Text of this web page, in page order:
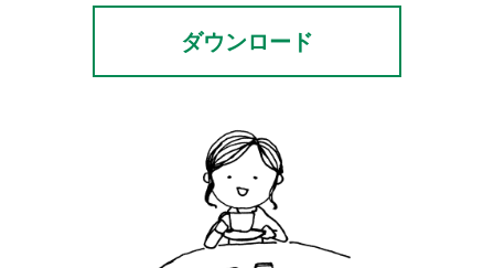
ダウンロード